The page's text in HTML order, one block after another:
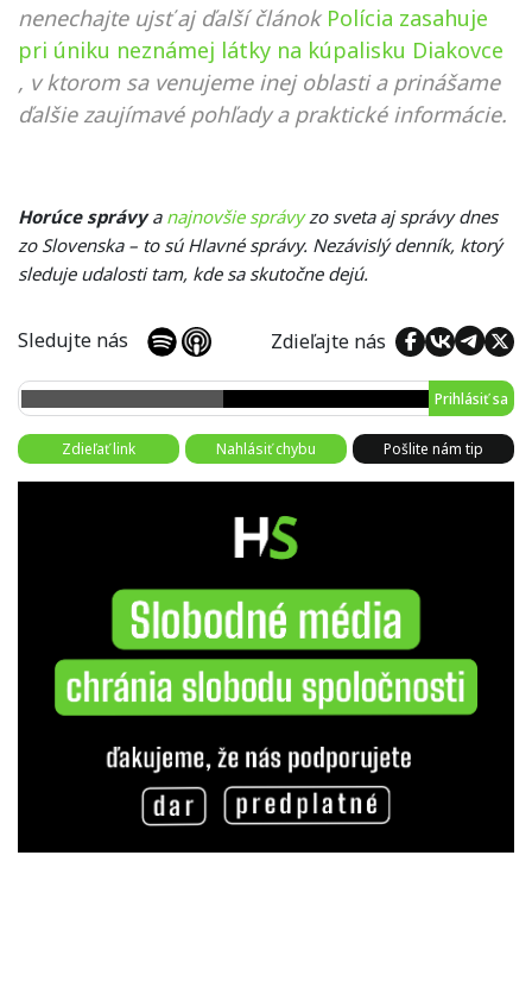
nenechajte ujsť aj ďalší článok Polícia zasahuje
pri úniku neznámej látky na kúpalisku Diakovce
, v ktorom sa venujeme inej oblasti a prinášame
ďalšie zaujímavé pohľady a praktické informácie.
Horúce správya najnovšie správyzo sveta aj správy dnes
zo Slovenska – to sú Hlavné správy. Nezávislý denník, ktorý
sleduje udalosti tam, kde sa skutočne dejú.
Sledujte nás Zdieľajte nás
Prihlásiť sa
Zdieľať link Nahlásiť chybu Pošlite nám tip